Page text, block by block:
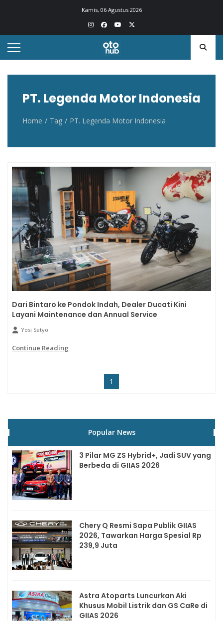
Kamis, 06 Agustus 2026
Otohub.co
Portal berita otomotif Indonesia terkini
PT. Legenda Motor Indonesia
Home Tag PT. Legenda Motor Indonesia
Dari Bintaro ke Pondok Indah, Dealer Ducati Kini
Layani Maintenance dan Annual Service
Yosi Setyo
Continue Reading
1
Popular News
3 Pilar MG ZS Hybrid+, Jadi SUV yang
Berbeda di GIIAS 2026
Chery Q Resmi Sapa Publik GIIAS
2026, Tawarkan Harga Spesial Rp
239,9 Juta
Astra Atoparts Luncurkan Aki
Khusus Mobil Listrik dan GS CaRe di
GIIAS 2026